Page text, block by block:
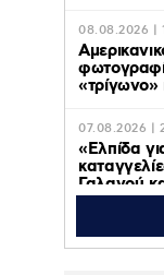
08.08.2026 |
«τρίγωνο»
07.08.2026 |
«Ελπίδα
Γαλανού
κίνημα σε